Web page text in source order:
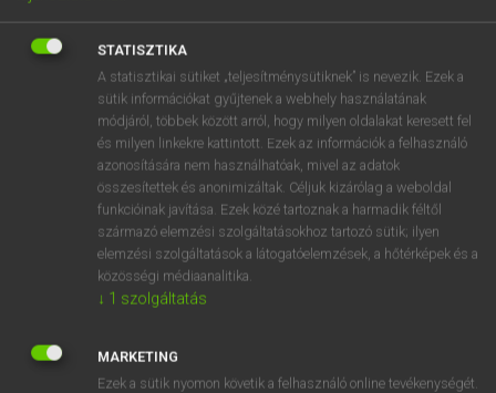
Díjmentes angol szótár
fn szputnyik
keresése szótárainkban
DÍJMENTES ANGOL SZÓTÁR
spur on
STATISZTIKA
A statisztikai sütiket „teljesítménysütiknek” is nevezik. Ezek a
sütik információkat gyűjtenek a webhely használatának
módjáról, többek között arról, hogy milyen oldalakat keresett fel
és milyen linkekre kattintott. Ezek az információk a felhasználó
azonosítására nem használhatóak, mivel az adatok
összesítettek és anonimizáltak. Céljuk kizárólag a weboldal
funkcióinak javítása. Ezek közé tartoznak a harmadik féltől
származó elemzési szolgáltatásokhoz tartozó sütik; ilyen
elemzési szolgáltatások a látogatóelemzések, a hőtérképek és a
közösségi médiaanalitika.
↓ 1 szolgáltatás
MARKETING
Ezek a sütik nyomon követik a felhasználó online tevékenységét.
r t z u i o p ő ú
k l ű
n m , . AltGr